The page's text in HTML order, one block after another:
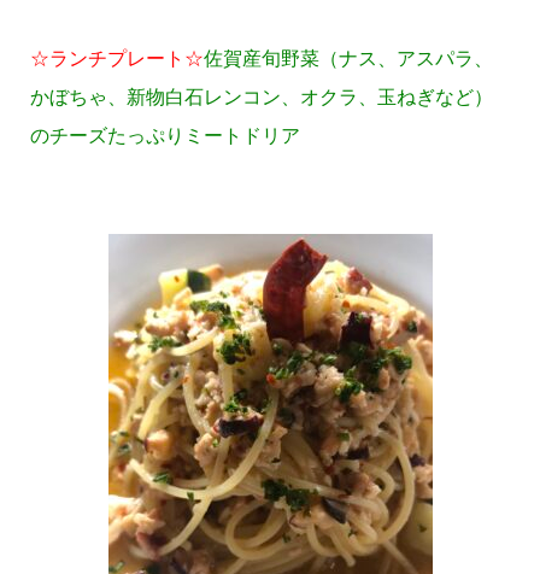
☆ランチプレート☆佐賀産旬野菜（ナス、アスパラ、
かぼちゃ、新物白石レンコン、オクラ、玉ねぎなど）
のチーズたっぷりミートドリア